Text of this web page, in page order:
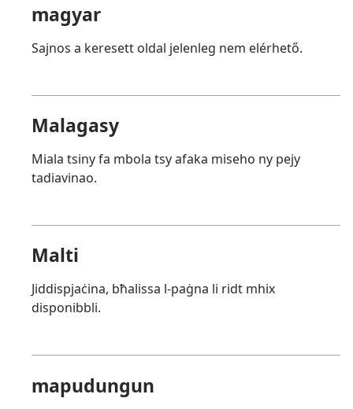
magyar
Sajnos a keresett oldal jelenleg nem elérhető.
Malagasy
Miala tsiny fa mbola tsy afaka miseho ny pejy
tadiavinao.
Malti
Jiddispjaċina, bħalissa l-paġna li ridt mhix
disponibbli.
mapudungun